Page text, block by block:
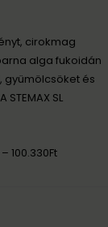
cirokmag
alga fukoidán
gyümölcsöket és
SL
– 100.330Ft